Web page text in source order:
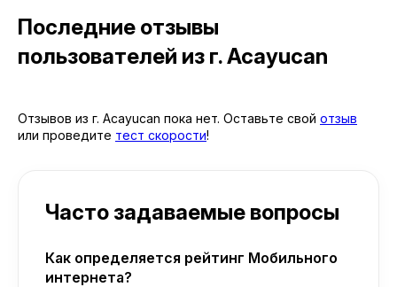
Последние отзывы
пользователей из г. Acayucan
Отзывов из г. Acayucan пока нет. Оставьте свой отзыв
или проведите тест скорости!
Часто задаваемые вопросы
Как определяется рейтинг Мобильного
интернета?